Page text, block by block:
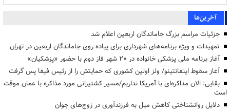
آخرین‌ها
جزئیات مراسم بزرگ جاماندگان اربعین اعلام شد
تمهیدات و ویژه برنامه‌های شهرداری برای پیاده روی جاماندگان اربعین در تهران
آغاز برنامه ملی پزشکی خانواده در ۲۰ شهر فاز دوم با حضور «پزشکیان»
آغاز سقوط اینفانتینو/ ولز اولین کشوری که حمایتش را از رئیس فیفا پس گرفت
بقایی: الان مذاکره‌ای با آمریکا نداریم/مسیر کشتیرانی مورد مذاکره با عمان موقت
است
دلایل روانشناختی کاهش میل به فرزندآوری در زوج‌های جوان